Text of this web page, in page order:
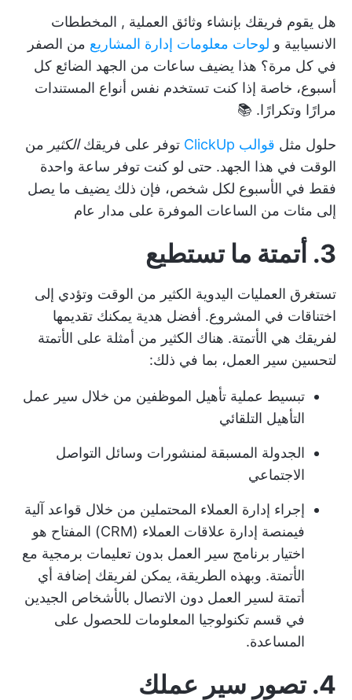
هل يقوم فريقك بإنشاء وثائق العملية , المخططات
الانسيابية و لوحات معلومات إدارة المشاريع من الصفر
في كل مرة؟ هذا يضيف ساعات من الجهد الضائع كل
أسبوع، خاصة إذا كنت تستخدم نفس أنواع المستندات
مرارًا وتكرارًا. 📚
حلول مثل قوالب ClickUp توفر على فريقكالكثير من
الوقت في هذا الجهد. حتى لو كنت توفر ساعة واحدة
فقط في الأسبوع لكل شخص، فإن ذلك يضيف ما يصل
إلى مئات من الساعات الموفرة على مدار عام
3. أتمتة ما تستطيع
تستغرق العمليات اليدوية الكثير من الوقت وتؤدي إلى
اختناقات في المشروع. أفضل هدية يمكنك تقديمها
لفريقك هي الأتمتة. هناك الكثير من أمثلة على الأتمتة
لتحسين سير العمل، بما في ذلك:
تبسيط عملية تأهيل الموظفين من خلال سير عمل
التأهيل التلقائي
الجدولة المسبقة لمنشورات وسائل التواصل
الاجتماعي
إجراء إدارة العملاء المحتملين من خلال قواعد آلية
فيمنصة إدارة علاقات العملاء (CRM)
المفتاح هو
اختيار برنامج سير العمل بدون تعليمات برمجية مع
الأتمتة. وبهذه الطريقة، يمكن لفريقك إضافة أي
أتمتة لسير العمل دون الاتصال بالأشخاص الجيدين
في قسم تكنولوجيا المعلومات للحصول على
المساعدة.
4. تصور سير عملك